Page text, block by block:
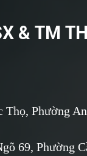
& TM
Phường
69, Phường